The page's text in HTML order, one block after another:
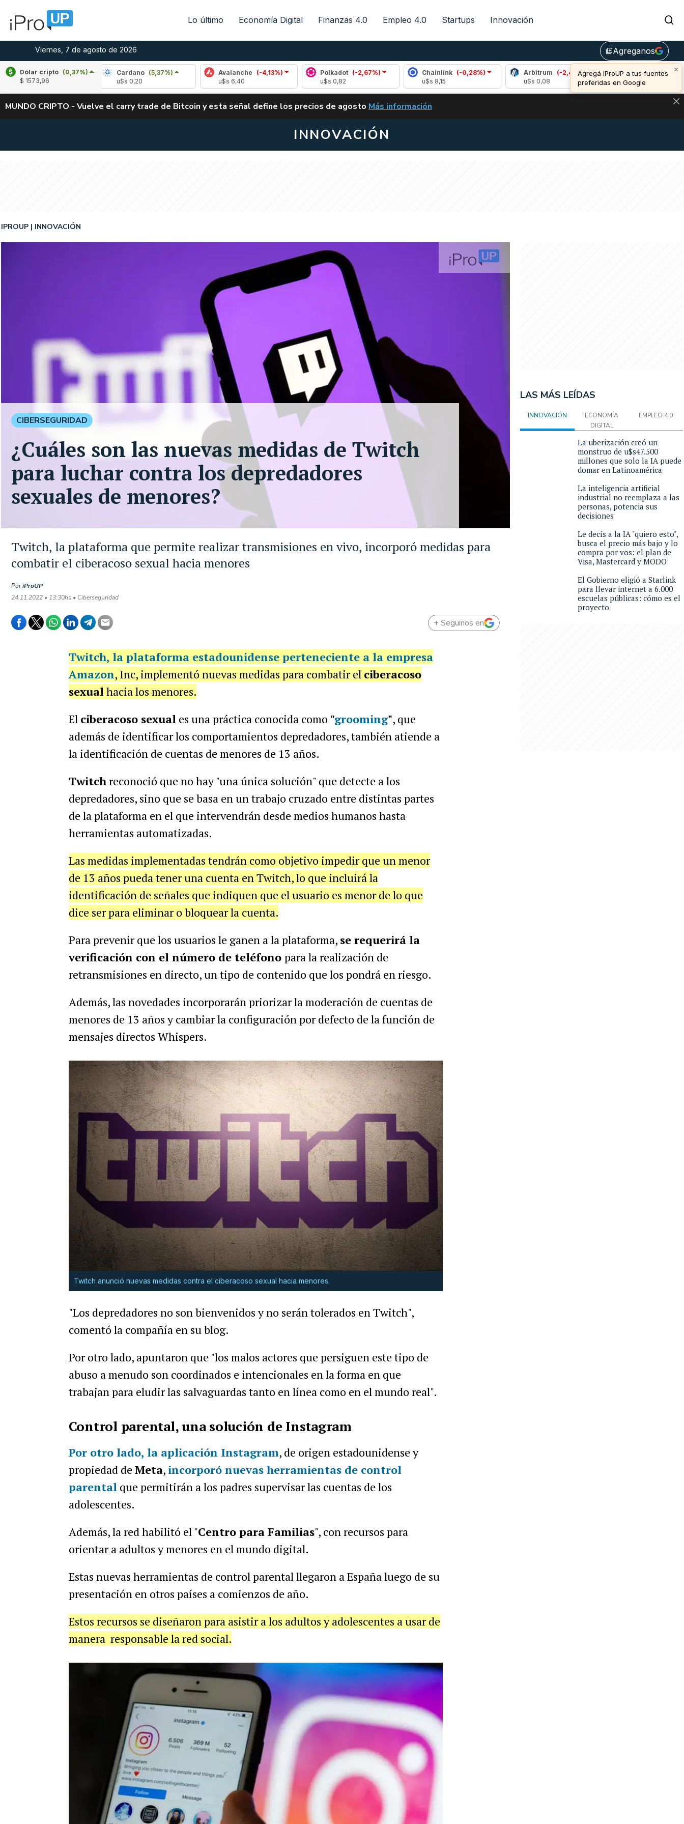
Lo último Economía Digital Finanzas 4.0 Empleo 4.0 Startups Innovación
Viernes, 7 de agosto de 2026 library_addAgreganos
×
Agregá iProUP a tus fuentes
preferidas en Google
Dólar cripto (0,37%)
$ 1573,96
(-2,48%)
Cardano (5,37%)
Avalanche
(-4,13%)
Polkadot (-2,67%)
Chainlink
(-0,28%)
Arbitrum
(-2,44%)
Bitcoin (-0,62%)
u$s 64.277,00
ALERTA
MUNDO CRIPTO - Vuelve el carry trade de Bitcoin y esta señal define los precios de agosto VUELVE EL CARRY TRADE DE BITCOIN Y ESTA SEÑAL DEFINE LOS PRECIOS DE
Más información
INNOVACIÓN
Twitch, la plataforma que permite realizar transmisiones en vivo, incorporó medidas para
combatir el ciberacoso sexual hacia menores
IPROUP INNOVACIÓN
PoriProUP
24.11.2022 • 13:30hs • Ciberseguridad
CIBERSEGURIDAD
¿Cuáles son las nuevas medidas de Twitch
para luchar contra los depredadores
sexuales de menores?
+ Seguinos en
Twitch, la plataforma estadounidense perteneciente a la empresa
Amazon, Inc, implementó nuevas medidas para combatir el ciberacoso
sexual hacia los menores.
El ciberacoso sexual es una práctica conocida como "grooming", que
además de identificar los comportamientos depredadores, también atiende a
la identificación de cuentas de menores de 13 años.
Twitchreconoció que no hay "una única solución" que detecte a los
depredadores, sino que se basa en un trabajo cruzado entre distintas partes
de la plataforma en el que intervendrán desde medios humanos hasta
herramientas automatizadas.
Las medidas implementadas tendrán como objetivo impedir que un menor
de 13 años pueda tener una cuenta en Twitch, lo que incluirá la
identificación de señales que indiquen que el usuario es menor de lo que
dice ser para eliminar o bloquear la cuenta.
Para prevenir que los usuarios le ganen a la plataforma, se requerirá la
verificación con el número de teléfono para la realización de
retransmisiones en directo, un tipo de contenido que los pondrá en riesgo.
Además, las novedades incorporarán priorizar la moderación de cuentas de
menores de 13 años y cambiar la configuración por defecto de la función de
mensajes directos Whispers.
Twitch anunció nuevas medidas contra el ciberacoso sexual hacia menores.
"Los depredadores no son bienvenidos y no serán tolerados en Twitch",
comentó la compañía en su blog.
Por otro lado, apuntaron que "los malos actores que persiguen este tipo de
abuso a menudo son coordinados e intencionales en la forma en que
trabajan para eludir las salvaguardas tanto en línea como en el mundo real".
Control parental, una solución de Instagram
Por otro lado, la aplicación Instagram, de origen estadounidense y
propiedad de Meta, incorporó nuevas herramientas de control
parental que permitirán a los padres supervisar las cuentas de los
adolescentes.
Además, la red habilitó el "Centro para Familias", con recursos para
orientar a adultos y menores en el mundo digital.
Estas nuevas herramientas de control parental llegaron a España luego de su
presentación en otros países a comienzos de año.
Estos recursos se diseñaron para asistir a los adultos y adolescentes a usar de
manera responsable la red social.
LAS MÁS LEÍDAS
INNOVACIÓN
ECONOMÍA
DIGITAL
EMPLEO 4.0
La uberización creó un
monstruo de u$s47.500
millones que solo la IA puede
domar en Latinoamérica
La inteligencia artificial
industrial no reemplaza a las
personas, potencia sus
decisiones
Le decís a la IA "quiero esto",
busca el precio más bajo y lo
compra por vos: el plan de
Visa, Mastercard y MODO
El Gobierno eligió a Starlink
para llevar internet a 6.000
escuelas públicas: cómo es el
proyecto